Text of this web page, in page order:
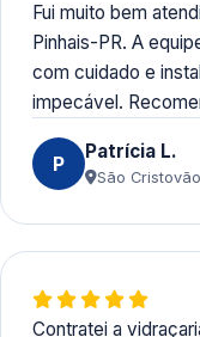
Fui muito bem
Pinhais-PR. A
com cuidado e
impecável.
P Patrícia L.
São
Contratei a